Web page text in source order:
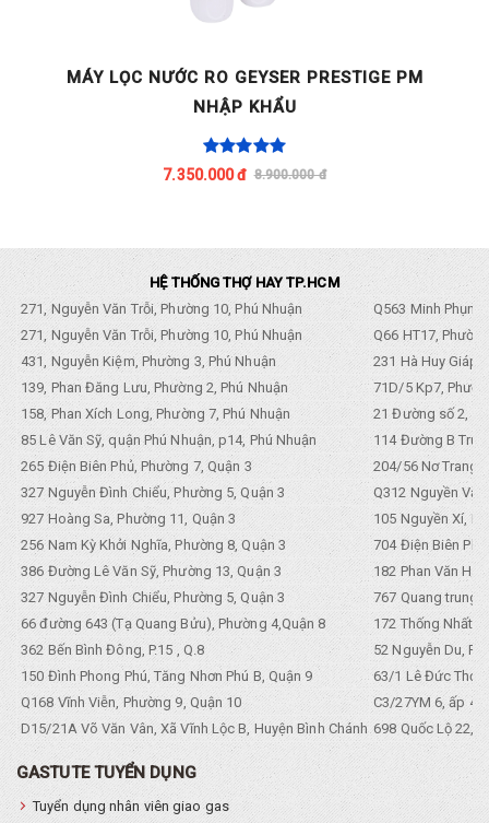
MÁY LỌC NƯỚC RO GEYSER PRESTIGE PM
NHẬP KHẨU
7.350.000 đ 8.900.000 đ
HỆ THỐNG THỢ HAY TP.HCM
271, Nguyễn Văn Trỗi, Phường 10, Phú Nhuận
Q563 Minh
271, Nguyễn Văn Trỗi, Phường 10, Phú Nhuận
Q66 HT17,
431, Nguyễn Kiệm, Phường 3, Phú Nhuận
231 Hà Huy Giáp,
139, Phan Đăng Lưu, Phường 2, Phú Nhuận
71D/5 Kp7,
158, Phan Xích Long, Phường 7, Phú Nhuận
21 Đường số 2,
85 Lê Văn Sỹ, quận Phú Nhuận, p14, Phú Nhuận
114 Đường B
265 Điện Biên Phủ, Phường 7, Quận 3
204/56 Nơ Trang
327 Nguyễn Đình Chiểu, Phường 5, Quận 3
Q312 Nguyền
927 Hoàng Sa, Phường 11, Quận 3
105 Nguyền Xí,
256 Nam Kỳ Khởi Nghĩa, Phường 8, Quận 3
704 Điện Biên
386 Đường Lê Văn Sỹ, Phường 13, Quận 3
182 Phan Văn
327 Nguyễn Đình Chiểu, Phường 5, Quận 3
767 Quang trung,
66 đường 643 (Tạ Quang Bửu), Phường 4,Quận 8
172 Thống Nhất.
362 Bến Bình Đông, P.15 , Q.8
52 Nguyễn Du,
150 Đình Phong Phú, Tăng Nhơn Phú B, Quận 9
63/1 Lê Đức Thọ,
Q168 Vĩnh Viễn, Phường 9, Quận 10
C3/27YM 6, ấp 4,
D15/21A Võ Văn Vân, Xã Vĩnh Lộc B, Huyện Bình Chánh 698 Quốc Lộ 22,
GASTUTE TUYỂN DỤNG
Tuyển dụng nhân viên giao gas